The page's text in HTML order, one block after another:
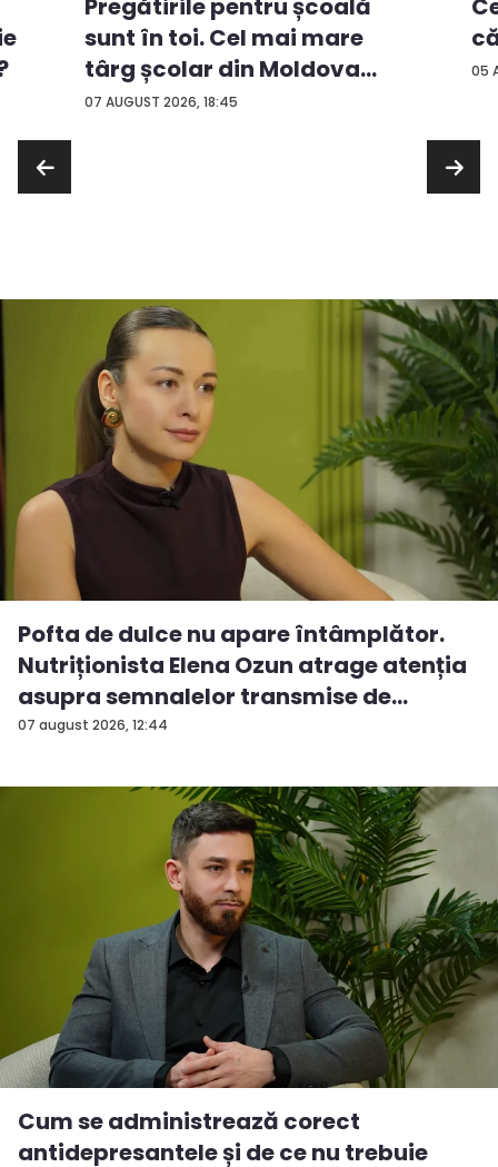
07 AUGUST 2026, 18:45
Pregătirile pentru școală
sunt în toi. Cel mai mare
târg școlar din Moldova
con...
05
07 august 2026, 12:44
Pofta de dulce nu apare întâmplător.
Nutriționista Elena Ozun atrage atenția
asupra semnalelor transmise de
organ...
Cum se administrează corect
antidepresantele și de ce nu trebuie